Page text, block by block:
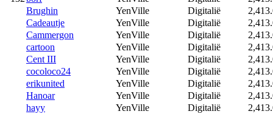
Brughin
YenVille Digitalië
Cadeautje
YenVille Digitalië
Cammergon
YenVille Digitalië
cartoon
YenVille Digitalië
Cent III
YenVille Digitalië
cocoloco24
YenVille Digitalië
erikunited
YenVille Digitalië
Hanoar
YenVille Digitalië
hayy
YenVille Digitalië